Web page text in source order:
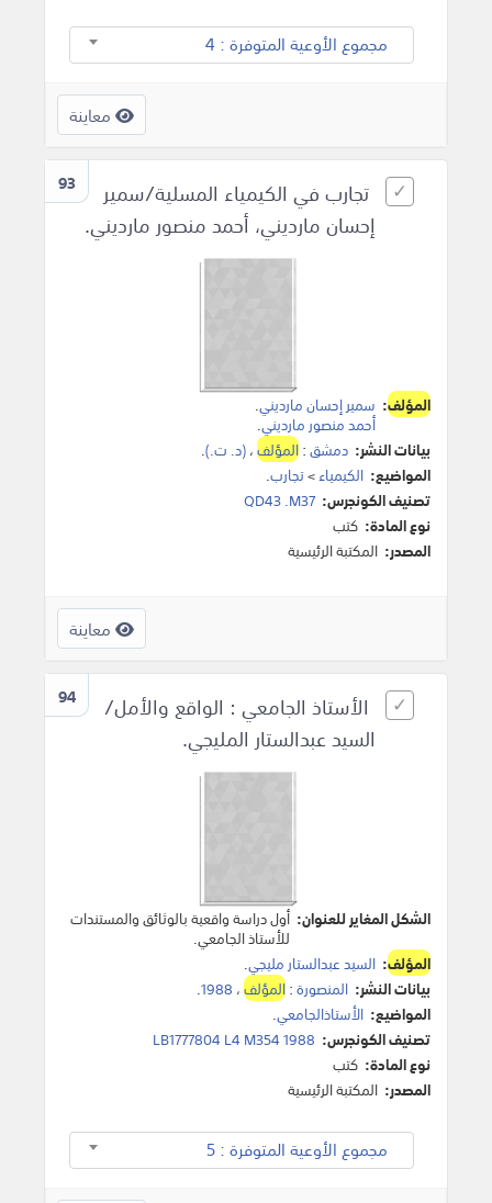
مجموع الأوعية المتوفرة : 4
معاينة
93
تجارب في الكيمياء المسلية/سمير
إحسان مارديني، أحمد منصور مارديني.
المؤلف: سمير إحسان مارديني.
أحمد منصور مارديني.
بيانات النشر: دمشق:المؤلف،(د. ت.).
المواضيع: الكيمياء>تجارب.
تصنيف الكونجرس: QD43 .M37
نوع المادة: كتب
المصدر: المكتبة الرئيسية
معاينة
94
الأستاذ الجامعي : الواقع والأمل/
السيد عبدالستار المليجي.
الشكل المغاير للعنوان: أول دراسة واقعية بالوثائق والمستندات
للأستاذ الجامعي.
المؤلف: السيد عبدالستار مليجي.
بيانات النشر: المنصورة:المؤلف، 1988
.
المواضيع: الأستاذالجامعي.
تصنيف الكونجرس: LB1777804 L4 M354 1988
نوع المادة: كتب
المصدر: المكتبة الرئيسية
مجموع الأوعية المتوفرة : 5